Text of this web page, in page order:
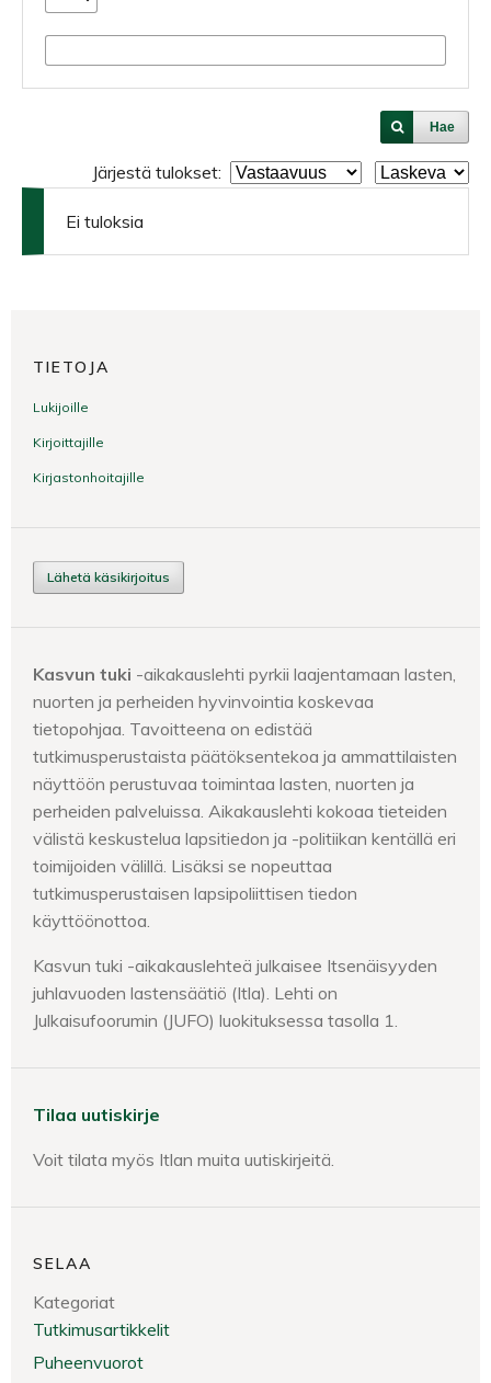
Hae
Järjestä tulokset:
Ei tuloksia
TIETOJA
Lukijoille
Kirjoittajille
Kirjastonhoitajille
Lähetä käsikirjoitus
Kasvun tuki -aikakauslehti pyrkii laajentamaan lasten,
nuorten ja perheiden hyvinvointia koskevaa
tietopohjaa. Tavoitteena on edistää
tutkimusperustaista päätöksentekoa ja ammattilaisten
näyttöön perustuvaa toimintaa lasten, nuorten ja
perheiden palveluissa. Aikakauslehti kokoaa tieteiden
välistä keskustelua lapsitiedon ja -politiikan kentällä eri
toimijoiden välillä. Lisäksi se nopeuttaa
tutkimusperustaisen lapsipoliittisen tiedon
käyttöönottoa.
Kasvun tuki -aikakauslehteä julkaisee Itsenäisyyden
juhlavuoden lastensäätiö (Itla). Lehti on
Julkaisufoorumin (JUFO) luokituksessa tasolla 1.
Tilaa uutiskirje
Voit tilata myös Itlan muita uutiskirjeitä.
SELAA
Kategoriat
Tutkimusartikkelit
Puheenvuorot